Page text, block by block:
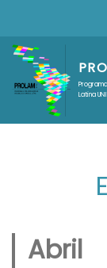
Latina
Abril